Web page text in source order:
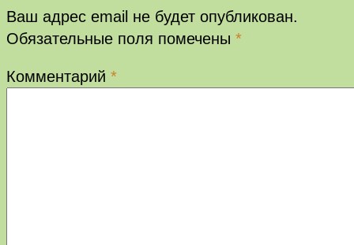
Ваш адрес email не будет опубликован.
Обязательные поля помечены *
Комментарий *